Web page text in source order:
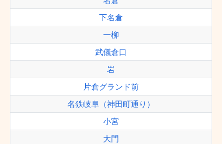
下名倉
一柳
武儀倉口
岩
片倉グランド前
名鉄岐阜（神田町通り）
小宮
大門